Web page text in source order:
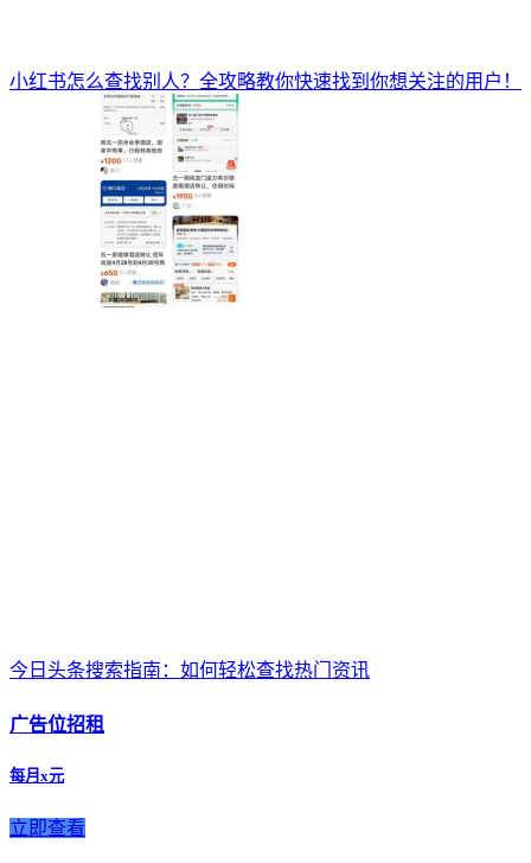
小红书怎么查找别人？全攻略教你快速找到你想关注的用户！
今日头条搜索指南：如何轻松查找热门资讯
广告位招租
每月x元
立即查看